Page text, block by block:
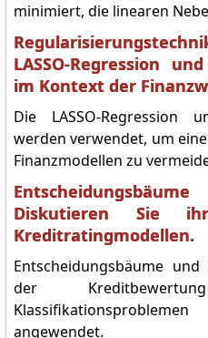
minimiert, die linearen
LASSO-Regression
im Kontext der
Die LASSO-Regression
werden verwendet, um
Finanzmodellen zu
Diskutieren Sie
Kreditratingmodellen.
Entscheidungsbäume
der
angewendet.